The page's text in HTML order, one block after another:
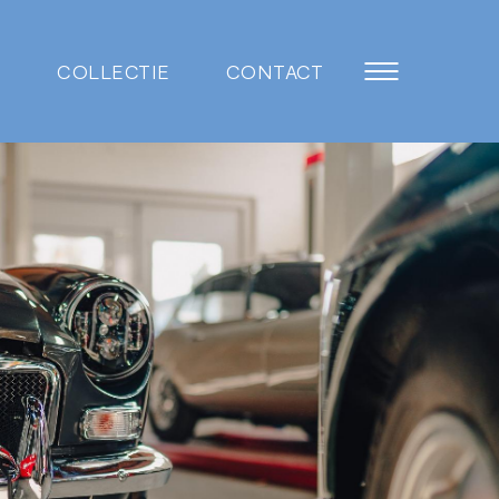
COLLECTIE CONTACT